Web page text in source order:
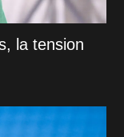
la tension